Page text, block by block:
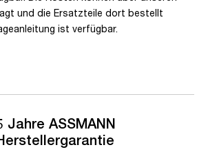
und die Ersatzteile dort bestellt
ist verfügbar.
Jahre ASSMANN